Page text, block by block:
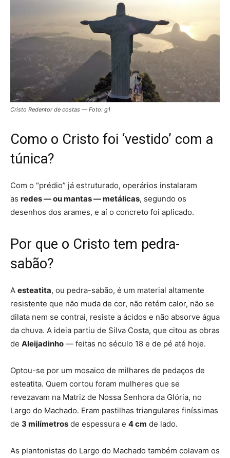
Cristo Redentor de costas — Foto: g1
Como o Cristo foi ‘vestido’ com a
túnica?
Com o “prédio” já estruturado, operários instalaram
as redes — ou mantas — metálicas, segundo os
desenhos dos arames, e aí o concreto foi aplicado.
Por que o Cristo tem pedra-
sabão?
A esteatita, ou pedra-sabão, é um material altamente
resistente que não muda de cor, não retém calor, não se
dilata nem se contrai, resiste a ácidos e não absorve água
da chuva. A ideia partiu de Silva Costa, que citou as obras
de Aleijadinho — feitas no século 18 e de pé até hoje.
Optou-se por um mosaico de milhares de pedaços de
esteatita. Quem cortou foram mulheres que se
revezavam na Matriz de Nossa Senhora da Glória, no
Largo do Machado. Eram pastilhas triangulares finíssimas
de 3 milímetros de espessura e 4 cm de lado.
As plantonistas do Largo do Machado também colavam os